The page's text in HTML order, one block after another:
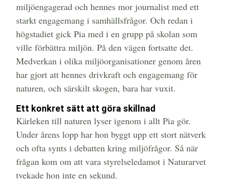
miljöengagerad och hennes mor journalist med ett
starkt engagemang i samhällsfrågor. Och redan i
högstadiet gick Pia med i en grupp på skolan som
ville förbättra miljön. På den vägen fortsatte det.
Medverkan i olika miljöorganisationer genom åren
har gjort att hennes drivkraft och engagemang för
naturen, och särskilt skogen, bara har vuxit.
Ett konkret sätt att göra skillnad
Kärleken till naturen lyser igenom i allt Pia gör.
Under årens lopp har hon byggt upp ett stort nätverk
och ofta synts i debatten kring miljöfrågor. Så när
frågan kom om att vara styrelseledamot i Naturarvet
tvekade hon inte en sekund.